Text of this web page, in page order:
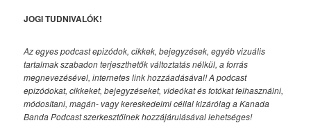
JOGI TUDNIVALÓK!
Az egyes podcast epizódok, cikkek, bejegyzések, egyéb vizuális
tartalmak szabadon terjeszthetők változtatás nélkül, a forrás
megnevezésével, internetes link hozzáadásával!A podcast
epizódokat, cikkeket, bejegyzéseket, videókat és fotókat felhasználni,
módosítani, magán- vagy kereskedelmi céllal kizárólag a Kanada
Banda Podcast szerkesztőinek hozzájárulásával lehetséges!